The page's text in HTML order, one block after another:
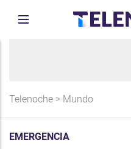
Telenoche > Mundo
EMERGENCIA